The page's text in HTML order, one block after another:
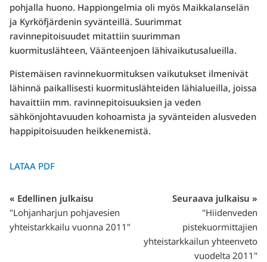
pohjalla huono. Happiongelmia oli myös Maikkalanselän
ja Kyrköfjärdenin syvänteillä. Suurimmat
ravinnepitoisuudet mitattiin suurimman
kuormituslähteen, Väänteenjoen lähivaikutusalueilla.
Pistemäisen ravinnekuormituksen vaikutukset ilmenivät
lähinnä paikallisesti kuormituslähteiden lähialueilla, joissa
havaittiin mm. ravinnepitoisuuksien ja veden
sähkönjohtavuuden kohoamista ja syvänteiden alusveden
happipitoisuuden heikkenemistä.
LATAA PDF
« Edellinen julkaisu
"Lohjanharjun pohjavesien
yhteistarkkailu vuonna 2011"
Seuraava julkaisu »
"Hiidenveden
pistekuormittajien
yhteistarkkailun yhteenveto
vuodelta 2011"